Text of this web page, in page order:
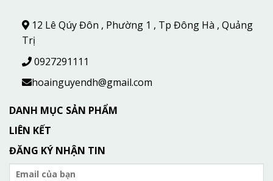
12 Lê Qúy Đôn , Phường 1 , Tp Đông Hà , Quảng
Trị
0927291111
hoainguyendh@gmail.com
DANH MỤC SẢN PHẨM
LIÊN KẾT
ĐĂNG KÝ NHẬN TIN